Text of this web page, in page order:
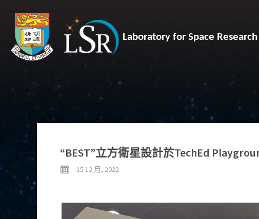
Laboratory for Space Research
“BEST”立方衛星設計於TechEd
15 12 月, 2022